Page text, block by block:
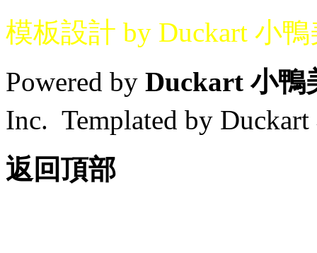
模板設計 by Duckart 小
Powered by Duckart 小鴨
Inc. Templated by
返回頂部